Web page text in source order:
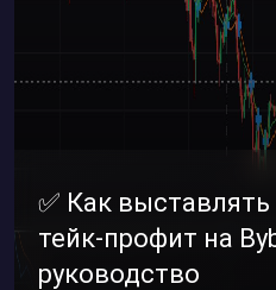
✅ Как
тейк-профит на
руководство